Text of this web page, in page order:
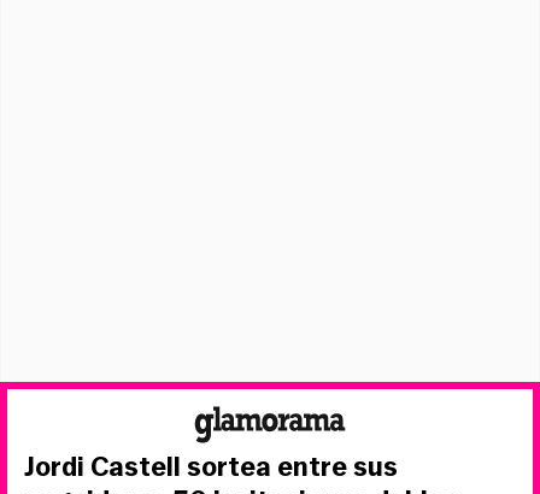
Jordi Castell sortea entre sus